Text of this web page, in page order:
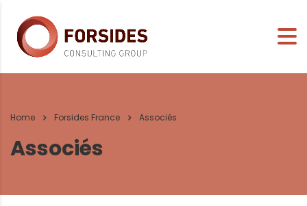
Home Forsides France Associés
Associés